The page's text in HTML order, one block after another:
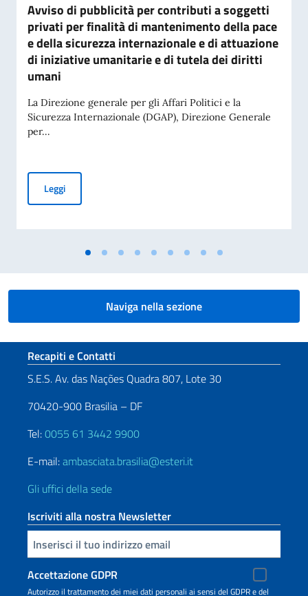
Avviso di pubblicità per contributi a soggetti
privati per finalità di mantenimento della pace
e della sicurezza internazionale e di attuazione
di iniziative umanitarie e di tutela dei diritti
umani
La Direzione generale per gli Affari Politici e la
Sicurezza Internazionale (DGAP), Direzione Generale
per...
LeggiAvviso di pubblicità per contributi a soggetti privati per
Naviga nella sezione
Sezione footer
Recapiti e Contatti
S.E.S. Av. das Nações Quadra 807, Lote 30
70420-900 Brasilia – DF
Tel:0055 61 3442 9900
E-mail:ambasciata.brasilia@esteri.it
Gli uffici della sede
Iscriviti alla nostra Newsletter
Inserisci la tua email
Accettazione GDPR
Autorizzo il trattamento dei miei dati personali ai sensi del GDPR e del